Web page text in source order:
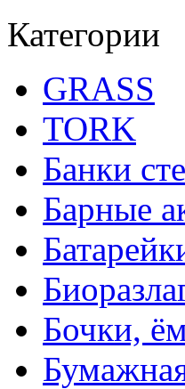
Категории
GRASS
TORK
Банки
Барные
Бочки,